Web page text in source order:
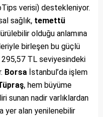
verisi) destekleniyor.
sağlık, temettü
olduğu anlamına
birleşen bu güçlü
TL seviyesindeki
Borsa İstanbul’da işlem
, hem büyüme
sunan nadir varlıklardan
yer alan yenilenebilir